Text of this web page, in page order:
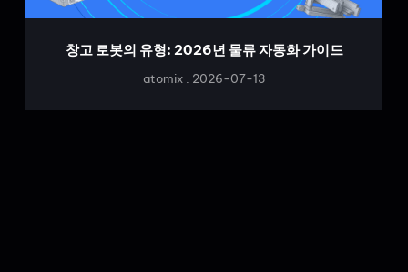
창고 로봇의 유형: 2026년 물류 자동화 가이드
atomix 2026-07-13